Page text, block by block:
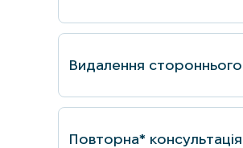
Видалення стороннього
Повторна*